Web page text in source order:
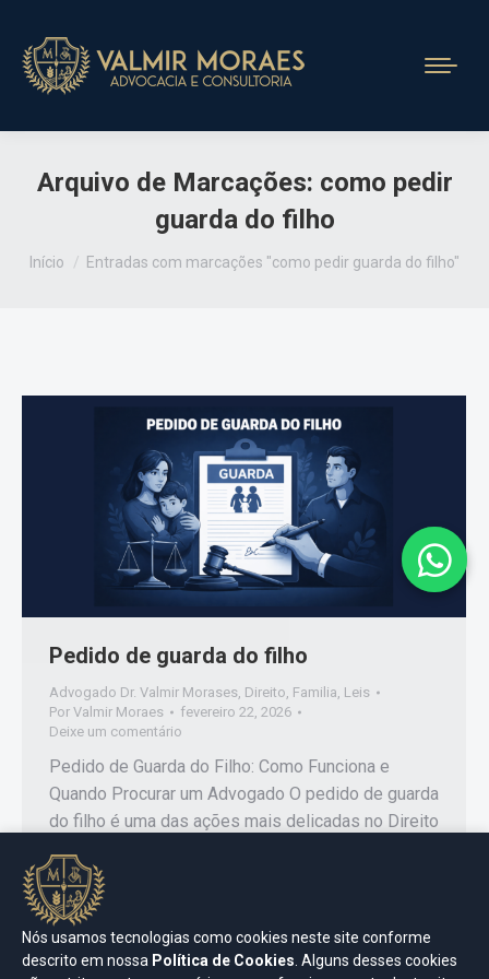
Arquivo de Marcações: como pedir
guarda do filho
Você está aqui:
Início Entradas com marcações "como pedir guarda do filho"
Pedido de guarda do filho
Advogado Dr. Valmir Morases Direito Familia Leis
Por Valmir Moraes
fevereiro 22, 2026
Deixe um comentário
Pedido de Guarda do Filho: Como Funciona e
Quando Procurar um Advogado O pedido de guarda
do filho é uma das ações mais delicadas no Direito
pais ou risco ao bem-estar da criança, a definição
da guarda passa a ser fundamental para garantir
estabilidade, segurança e desenvolvimento…
Nós usamos tecnologias como cookies neste site conforme
descrito em nossa Política de Cookies . Alguns desses cookies